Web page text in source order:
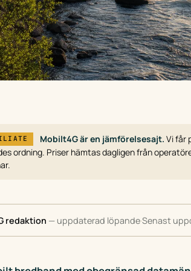
Mobilt4G är en jämförelsesajt. Vi får
ordning. Priser hämtas dagligen från
redaktion — uppdaterad löpande·Senast